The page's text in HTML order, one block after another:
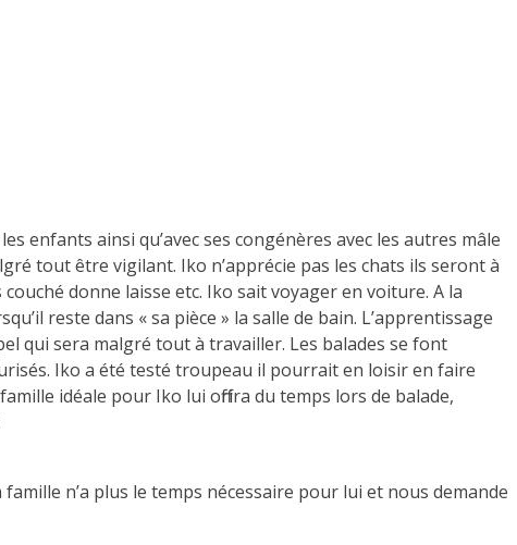
enfants ainsi qu’avec ses congénères avec les autres mâle
tout être vigilant. Iko n’apprécie pas les chats ils seront à
donne laisse etc. Iko sait voyager en voiture. A la
reste dans « sa pièce » la salle de bain. L’apprentissage
qui sera malgré tout à travailler. Les balades se font
Iko a été testé troupeau il pourrait en loisir en faire
idéale pour Iko lui offrira du temps lors de balade,
n’a plus le temps nécessaire pour lui et nous demande